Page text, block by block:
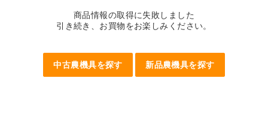
商品情報の取得に失敗しました
引き続き、お買物をお楽しみください。
中古農機具を探す 新品農機具を探す